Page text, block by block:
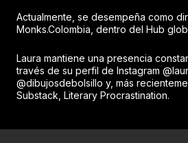
Actualmente, se desempeña como
Monks.Colombia, dentro del Hub
Laura mantiene una presencia
través de su perfil de Instagram
@dibujosdebolsillo y, más
Substack, Literary Procrastination.